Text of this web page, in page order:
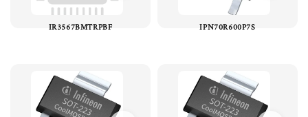
IR3567BMTRPBF IPN70R600P7S